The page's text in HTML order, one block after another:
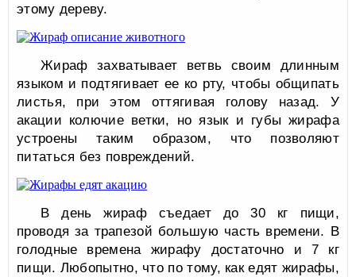
этому дереву.
Жираф захватывает ветвь своим длинным
языком и подтягивает ее ко рту, чтобы общипать
листья, при этом оттягивая голову назад. У
акации колючие ветки, но язык и губы жирафа
устроены таким образом, что позволяют
питаться без повреждений.
В день жираф съедает до 30 кг пищи,
проводя за трапезой большую часть времени. В
голодные времена жирафу достаточно и 7 кг
пищи. Любопытно, что по тому, как едят жирафы,